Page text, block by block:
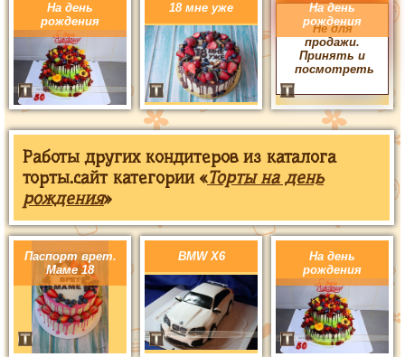
На день
рождения
18 мне уже
На день
рождения
Не для
продажи.
Принять и
посмотреть
Работы других кондитеров из каталога
торты.сайт категории «Торты на день
рождения»
Паспорт врет.
Маме 18
BMW X6
На день
рождения